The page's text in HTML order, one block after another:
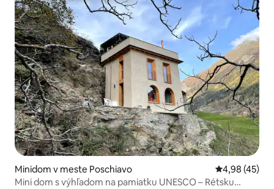
Minidom v meste Poschiavo Priemerné
4,98 (45)
Mini dom s výhľadom na pamiatku UNESCO – Rétsku